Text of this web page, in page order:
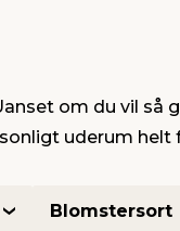
om du vil
uderum helt
Blomstersort